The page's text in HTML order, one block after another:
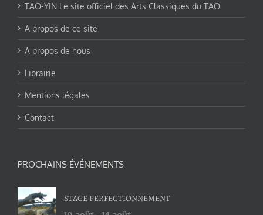
TAO-YIN Le site officiel des Arts Classiques du TAO
A propos de ce site
A propos de nous
Librairie
Mentions légales
Contact
PROCHAINS ÉVÉNEMENTS
STAGE PERFECTIONNEMENT